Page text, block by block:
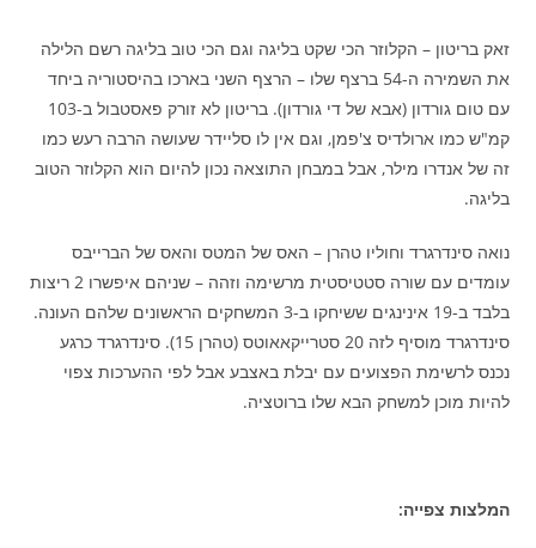
זאק בריטון – הקלוזר הכי שקט בליגה וגם הכי טוב בליגה רשם הלילה
את השמירה ה-54 ברצף שלו – הרצף השני בארכו בהיסטוריה ביחד
עם טום גורדון (אבא של די גורדון). בריטון לא זורק פאסטבול ב-103
קמ"ש כמו ארולדיס צ'פמן, וגם אין לו סליידר שעושה הרבה רעש כמו
זה של אנדרו מילר, אבל במבחן התוצאה נכון להיום הוא הקלוזר הטוב
בליגה.
נואה סינדרגרד וחוליו טהרן – האס של המטס והאס של הברייבס
עומדים עם שורה סטטיסטית מרשימה וזהה – שניהם איפשרו 2 ריצות
בלבד ב-19 אינינגים ששיחקו ב-3 המשחקים הראשונים שלהם העונה.
סינדרגרד מוסיף לזה 20 סטרייקאאוטס (טהרן 15). סינדרגרד כרגע
נכנס לרשימת הפצועים עם יבלת באצבע אבל לפי ההערכות צפוי
להיות מוכן למשחק הבא שלו ברוטציה.
המלצות צפייה: